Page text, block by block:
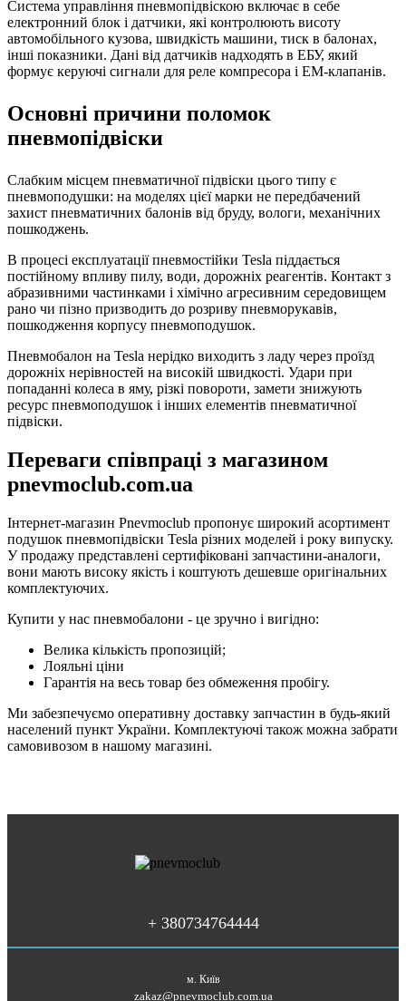
Система управління пневмопідвіскою включає в себе
електронний блок і датчики, які контролюють висоту
автомобільного кузова, швидкість машини, тиск в балонах,
інші показники. Дані від датчиків надходять в ЕБУ, який
формує керуючі сигнали для реле компресора і ЕМ-клапанів.
Основні причини поломок
пневмопідвіски
Слабким місцем пневматичної підвіски цього типу є
пневмоподушки: на моделях цієї марки не передбачений
захист пневматичних балонів від бруду, вологи, механічних
пошкоджень.
В процесі експлуатації пневмостійки Tesla піддається
постійному впливу пилу, води, дорожніх реагентів. Контакт з
абразивними частинками і хімічно агресивним середовищем
рано чи пізно призводить до розриву пневморукавів,
пошкодження корпусу пневмоподушок.
Пневмобалон на Tesla нерідко виходить з ладу через проїзд
дорожніх нерівностей на високій швидкості. Удари при
попаданні колеса в яму, різкі повороти, замети знижують
ресурс пневмоподушок і інших елементів пневматичної
підвіски.
Переваги співпраці з магазином
pnevmoclub.com.ua
Інтернет-магазин Pnevmoclub пропонує широкий асортимент
подушок пневмопідвіски Tesla різних моделей і року випуску.
У продажу представлені сертифіковані запчастини-аналоги,
вони мають високу якість і коштують дешевше оригінальних
комплектуючих.
Купити у нас пневмобалони - це зручно і вигідно:
Велика кількість пропозицій;
Лояльні ціни
Гарантія на весь товар без обмеження пробігу.
Ми забезпечуємо оперативну доставку запчастин в будь-який
населений пункт України. Комплектуючі також можна забрати
самовивозом в нашому магазині.
+ 380734764444
м. Київ
zakaz@pnevmoclub.com.ua